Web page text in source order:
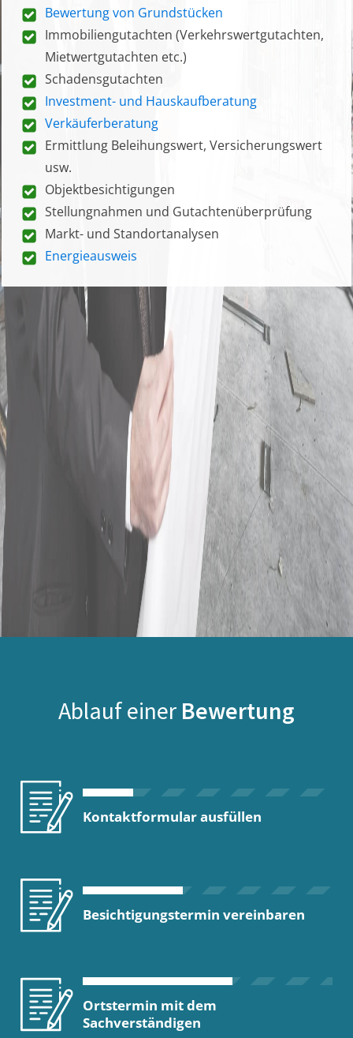
Bewertung von Grundstücken
Immobiliengutachten (Verkehrswertgutachten,
Mietwertgutachten etc.)
Schadensgutachten
Investment- und Hauskaufberatung
Verkäuferberatung
Ermittlung Beleihungswert, Versicherungswert
usw.
Objektbesichtigungen
Stellungnahmen und Gutachtenüberprüfung
Markt- und Standortanalysen
Energieausweis
Ablauf einer Bewertung
Kontaktformular ausfüllen
Besichtigungstermin vereinbaren
Ortstermin mit dem
Sachverständigen